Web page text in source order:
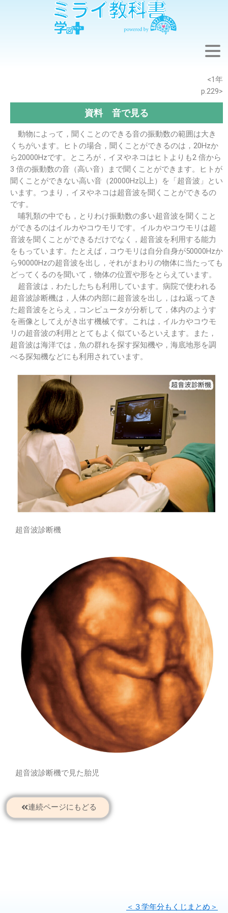
<1年
p.229>
資料 音で見る
動物によって，聞くことのできる音の振動数の範囲は大き
くちがいます。ヒトの場合，聞くことができるのは，20Hzか
ら20000Hzです。ところが，イヌやネコはヒトよりも2 倍から
3 倍の振動数の音（高い音）まで聞くことができます。ヒトが
聞くことができない高い音（20000Hz以上）を「超音波」とい
います。つまり，イヌやネコは超音波を聞くことができるの
です。
哺乳類の中でも，とりわけ振動数の多い超音波を聞くこと
ができるのはイルカやコウモリです。イルカやコウモリは超
音波を聞くことができるだけでなく，超音波を利用する能力
をもっています。たとえば，コウモリは自分自身が50000Hzか
ら90000Hzの超音波を出し，それがまわりの物体に当たっても
どってくるのを聞いて，物体の位置や形をとらえています。
超音波は，わたしたちも利用しています。病院で使われる
超音波診断機は，人体の内部に超音波を出し，はね返ってき
た超音波をとらえ，コンピュータが分析して，体内のようす
を画像としてえがき出す機械です。これは，イルカやコウモ
リの超音波の利用ととてもよく似ているといえます。また，
超音波は海洋では，魚の群れを探す探知機や，海底地形を調
べる探知機などにも利用されています。
超音波診断機
超音波診断機で見た胎児
連続ページにもどる
＜３学年分もくじまとめ＞